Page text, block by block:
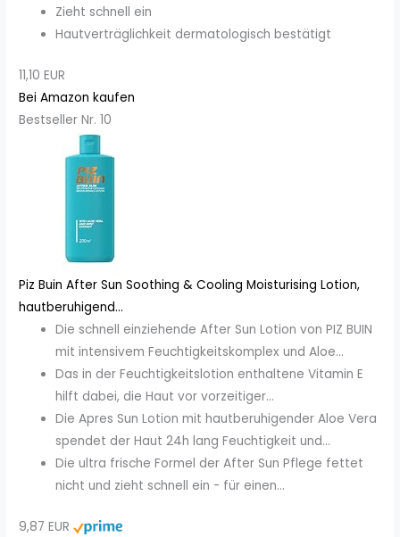
Zieht schnell ein
Hautverträglichkeit dermatologisch bestätigt
11,10 EUR
Bei Amazon kaufen
Bestseller Nr. 10
Piz Buin After Sun Soothing & Cooling Moisturising Lotion,
hautberuhigend...
Die schnell einziehende After Sun Lotion von PIZ BUIN
mit intensivem Feuchtigkeitskomplex und Aloe...
Das in der Feuchtigkeitslotion enthaltene Vitamin E
hilft dabei, die Haut vor vorzeitiger...
Die Apres Sun Lotion mit hautberuhigender Aloe Vera
spendet der Haut 24h lang Feuchtigkeit und...
Die ultra frische Formel der After Sun Pflege fettet
nicht und zieht schnell ein - für einen...
9,87 EUR